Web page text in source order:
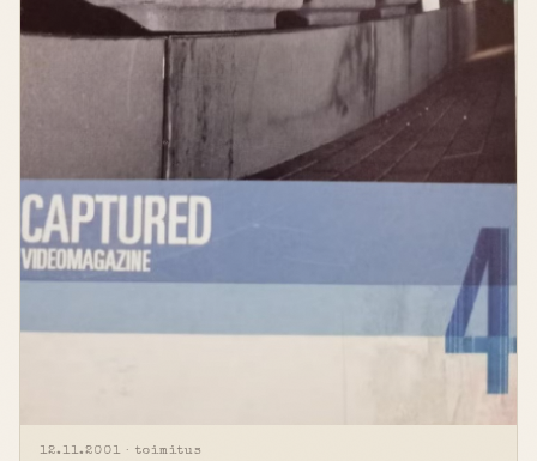
12.11.2001 · toimitus